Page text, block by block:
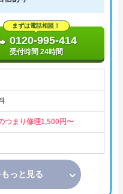
まずは電話相談！
0120-995-414
受付時間 24時間
つまり修理1,500円〜
っと見る